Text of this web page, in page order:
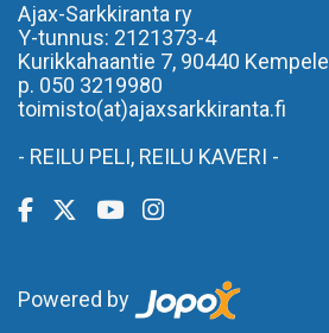
Ajax-Sarkkiranta ry
Y-tunnus: 2121373-4
Kurikkahaantie 7, 90440 Kempele
p. 050 3219980
toimisto(at)ajaxsarkkiranta.fi
- REILU PELI, REILU KAVERI -
Powered by